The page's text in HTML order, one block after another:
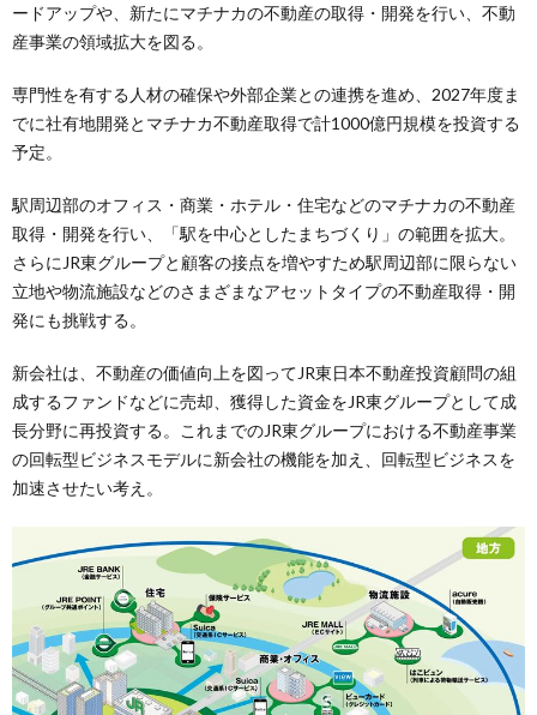
ードアップや、新たにマチナカの不動産の取得・開発を行い、不動
産事業の領域拡大を図る。
専門性を有する人材の確保や外部企業との連携を進め、2027年度ま
でに社有地開発とマチナカ不動産取得で計1000億円規模を投資する
予定。
駅周辺部のオフィス・商業・ホテル・住宅などのマチナカの不動産
取得・開発を行い、「駅を中心としたまちづくり」の範囲を拡大。
さらにJR東グループと顧客の接点を増やすため駅周辺部に限らない
立地や物流施設などのさまざまなアセットタイプの不動産取得・開
発にも挑戦する。
新会社は、不動産の価値向上を図ってJR東日本不動産投資顧問の組
成するファンドなどに売却、獲得した資金をJR東グループとして成
長分野に再投資する。これまでのJR東グループにおける不動産事業
の回転型ビジネスモデルに新会社の機能を加え、回転型ビジネスを
加速させたい考え。